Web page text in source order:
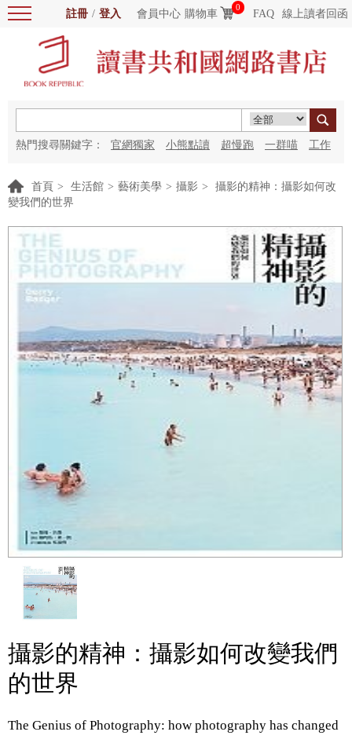
註冊 / 登入 會員中心 購物車
0
FAQ 線上讀者回函
熱門搜尋關鍵字： 官網獨家 小熊點讀 超慢跑 一群喵 工作
首頁 > 生活館 > 藝術美學 > 攝影 >
攝影的精神：攝影如何改
變我們的世界
攝影的精神：攝影如何改變我們
的世界
The Genius of Photography: how photography has changed